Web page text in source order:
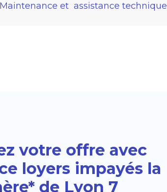
Maintenance et assistance technique
votre offre avec
loyers impayés la
de Lyon 7